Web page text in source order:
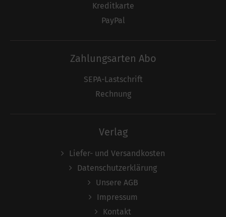
Kreditkarte
PayPal
Zahlungsarten Abo
SEPA-Lastschrift
Rechnung
Verlag
Liefer- und Versandkosten
Datenschutzerklärung
Unsere AGB
Impressum
Kontakt